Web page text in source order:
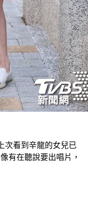
次看到辛龍的女兒已
有在聽說要出唱片，